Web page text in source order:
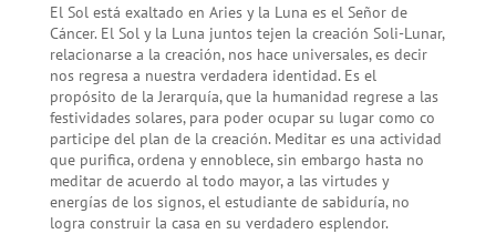
El Sol está exaltado en Aries y la Luna es el Señor de
Cáncer. El Sol y la Luna juntos tejen la creación Soli-Lunar,
relacionarse a la creación, nos hace universales, es decir
nos regresa a nuestra verdadera identidad. Es el
propósito de la Jerarquía, que la humanidad regrese a las
festividades solares, para poder ocupar su lugar como co
participe del plan de la creación. Meditar es una actividad
que purifica, ordena y ennoblece, sin embargo hasta no
meditar de acuerdo al todo mayor, a las virtudes y
energías de los signos, el estudiante de sabiduría, no
logra construir la casa en su verdadero esplendor.